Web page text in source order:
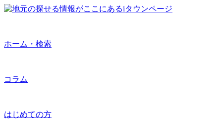
ホーム・検索
コラム
はじめての方